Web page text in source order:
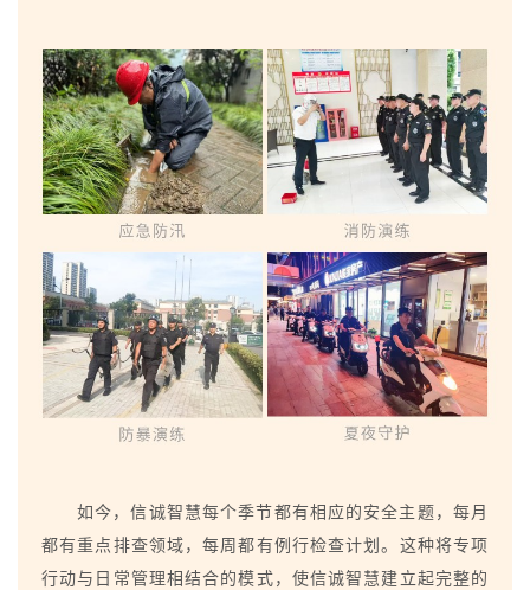
如今，信诚智慧每个季节都有相应的安全主题，每月
都有重点排查领域，每周都有例行检查计划。这种将专项
行动与日常管理相结合的模式，使信诚智慧建立起完整的